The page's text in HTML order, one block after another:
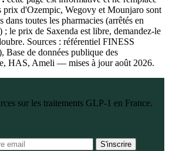
prix d'Ozempic, Wegovy et Mounjaro sont
dans toutes les pharmacies (arrêtés en
le prix de Saxenda est libre, demandez-le
Sources : référentiel FINESS
Base de données publique des
HAS, Ameli — mises à jour août 2026.
sur les traitements GLP-1 en France.
S'inscrire